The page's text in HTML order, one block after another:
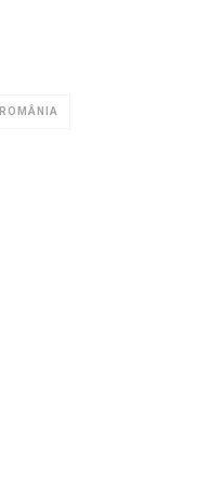
ROMÂNIA